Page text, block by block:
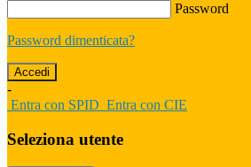
Password
Password dimenticata?
-
Entra con SPID Entra con CIE
Seleziona utente